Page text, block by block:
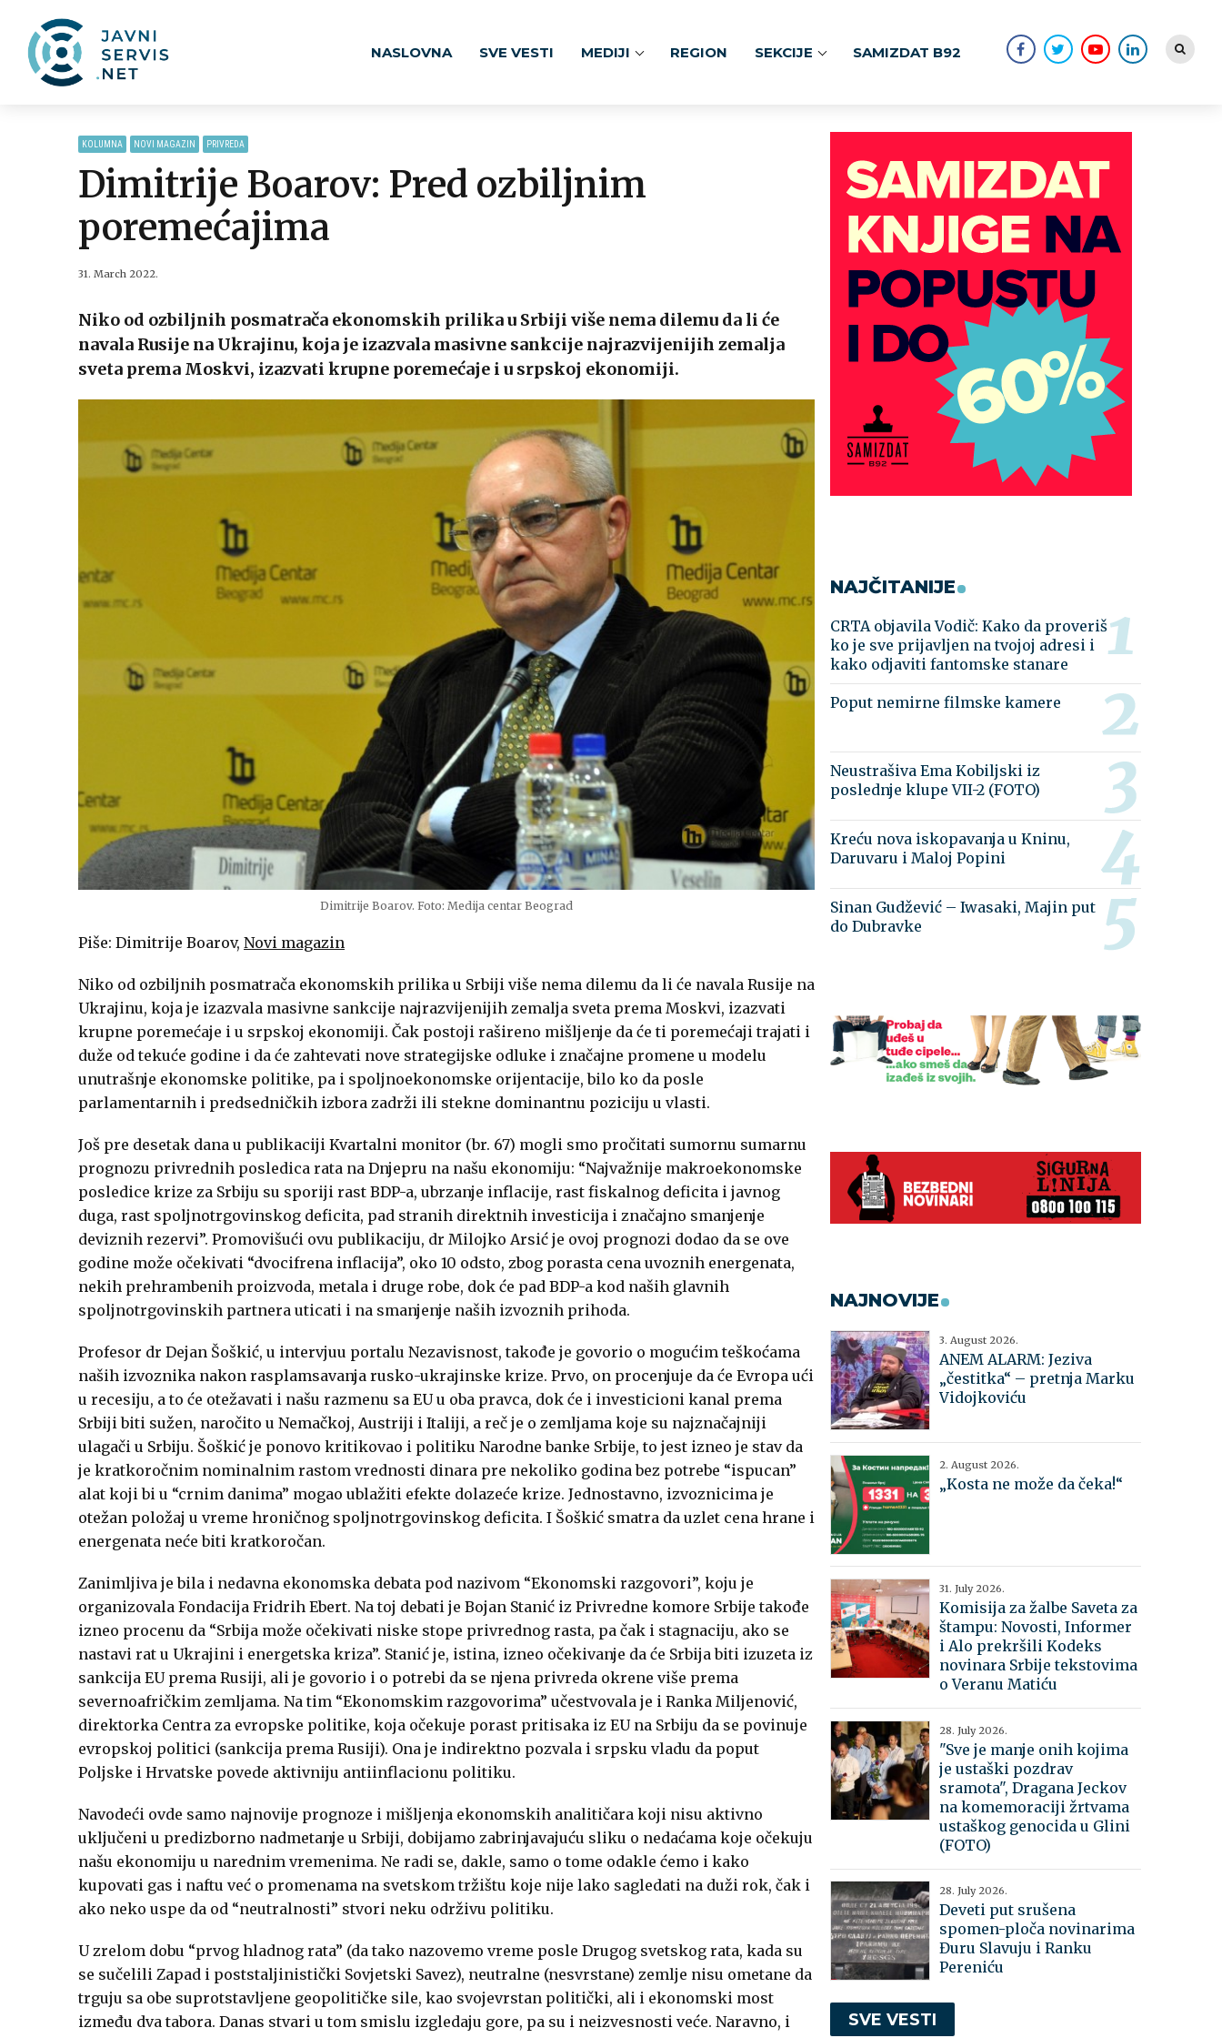
NASLOVNA SVE VESTI MEDIJI REGION SEKCIJE SAMIZDAT B92
KOLUMNA NOVI MAGAZIN PRIVREDA
Dimitrije Boarov: Pred ozbiljnim
poremećajima
31. March 2022.
Niko od ozbiljnih posmatrača ekonomskih prilika u Srbiji više nema dilemu da li će
navala Rusije na Ukrajinu, koja je izazvala masivne sankcije najrazvijenijih zemalja
sveta prema Moskvi, izazvati krupne poremećaje i u srpskoj ekonomiji.
Dimitrije Boarov. Foto: Medija centar Beograd
Piše: Dimitrije Boarov, Novi magazin
Niko od ozbiljnih posmatrača ekonomskih prilika u Srbiji više nema dilemu da li će navala Rusije na
Ukrajinu, koja je izazvala masivne sankcije najrazvijenijih zemalja sveta prema Moskvi, izazvati
krupne poremećaje i u srpskoj ekonomiji. Čak postoji rašireno mišljenje da će ti poremećaji trajati i
duže od tekuće godine i da će zahtevati nove strategijske odluke i značajne promene u modelu
unutrašnje ekonomske politike, pa i spoljnoekonomske orijentacije, bilo ko da posle
parlamentarnih i predsedničkih izbora zadrži ili stekne dominantnu poziciju u vlasti.
Još pre desetak dana u publikaciji Kvartalni monitor (br. 67) mogli smo pročitati sumornu sumarnu
prognozu privrednih posledica rata na Dnjepru na našu ekonomiju: “Najvažnije makroekonomske
posledice krize za Srbiju su sporiji rast BDP-a, ubrzanje inflacije, rast fiskalnog deficita i javnog
duga, rast spoljnotrgovinskog deficita, pad stranih direktnih investicija i značajno smanjenje
deviznih rezervi”. Promovišući ovu publikaciju, dr Milojko Arsić je ovoj prognozi dodao da se ove
godine može očekivati “dvocifrena inflacija”, oko 10 odsto, zbog porasta cena uvoznih energenata,
nekih prehrambenih proizvoda, metala i druge robe, dok će pad BDP-a kod naših glavnih
spoljnotrgovinskih partnera uticati i na smanjenje naših izvoznih prihoda.
Profesor dr Dejan Šoškić, u intervjuu portalu Nezavisnost, takođe je govorio o mogućim teškoćama
naših izvoznika nakon rasplamsavanja rusko-ukrajinske krize. Prvo, on procenjuje da će Evropa ući
u recesiju, a to će otežavati i našu razmenu sa EU u oba pravca, dok će i investicioni kanal prema
Srbiji biti sužen, naročito u Nemačkoj, Austriji i Italiji, a reč je o zemljama koje su najznačajniji
ulagači u Srbiju. Šoškić je ponovo kritikovao i politiku Narodne banke Srbije, to jest izneo je stav da
je kratkoročnim nominalnim rastom vrednosti dinara pre nekoliko godina bez potrebe “ispucan”
alat koji bi u “crnim danima” mogao ublažiti efekte dolazeće krize. Jednostavno, izvoznicima je
otežan položaj u vreme hroničnog spoljnotrgovinskog deficita. I Šoškić smatra da uzlet cena hrane i
energenata neće biti kratkoročan.
Zanimljiva je bila i nedavna ekonomska debata pod nazivom “Ekonomski razgovori”, koju je
organizovala Fondacija Fridrih Ebert. Na toj debati je Bojan Stanić iz Privredne komore Srbije takođe
izneo procenu da “Srbija može očekivati niske stope privrednog rasta, pa čak i stagnaciju, ako se
nastavi rat u Ukrajini i energetska kriza”. Stanić je, istina, izneo očekivanje da će Srbija biti izuzeta iz
sankcija EU prema Rusiji, ali je govorio i o potrebi da se njena privreda okrene više prema
severnoafričkim zemljama. Na tim “Ekonomskim razgovorima” učestvovala je i Ranka Miljenović,
direktorka Centra za evropske politike, koja očekuje porast pritisaka iz EU na Srbiju da se povinuje
evropskoj politici (sankcija prema Rusiji). Ona je indirektno pozvala i srpsku vladu da poput
Poljske i Hrvatske povede aktivniju antiinflacionu politiku.
Navodeći ovde samo najnovije prognoze i mišljenja ekonomskih analitičara koji nisu aktivno
uključeni u predizborno nadmetanje u Srbiji, dobijamo zabrinjavajuću sliku o nedaćama koje očekuju
našu ekonomiju u narednim vremenima. Ne radi se, dakle, samo o tome odakle ćemo i kako
kupovati gas i naftu već o promenama na svetskom tržištu koje nije lako sagledati na duži rok, čak i
ako neko uspe da od “neutralnosti” stvori neku održivu politiku.
U zrelom dobu “prvog hladnog rata” (da tako nazovemo vreme posle Drugog svetskog rata, kada su
se sučelili Zapad i poststaljinistički Sovjetski Savez), neutralne (nesvrstane) zemlje nisu ometane da
trguju sa obe suprotstavljene geopolitičke sile, kao svojevrstan politički, ali i ekonomski most
između dva tabora. Danas stvari u tom smislu izgledaju gore, pa su i neizvesnosti veće. Naravno, i
NAJČITANIJE
CRTA objavila Vodič: Kako da proveriš
ko je sve prijavljen na tvojoj adresi i
kako odjaviti fantomske stanare
Poput nemirne filmske kamere
Neustrašiva Ema Kobiljski iz
poslednje klupe VII-2 (FOTO)
Kreću nova iskopavanja u Kninu,
Daruvaru i Maloj Popini
Sinan Gudžević – Iwasaki, Majin put
do Dubravke
NAJNOVIJE
3. August 2026.
ANEM ALARM: Jeziva
„čestitka“ – pretnja Marku
Vidojkoviću
2. August 2026.
„Kosta ne može da čeka!“
31. July 2026.
Komisija za žalbe Saveta za
štampu: Novosti, Informer
i Alo prekršili Kodeks
novinara Srbije tekstovima
o Veranu Matiću
28. July 2026.
"Sve je manje onih kojima
je ustaški pozdrav
sramota", Dragana Jeckov
na komemoraciji žrtvama
ustaškog genocida u Glini
(FOTO)
28. July 2026.
Deveti put srušena
spomen-ploča novinarima
Đuru Slavuju i Ranku
Pereniću
SVE VESTI